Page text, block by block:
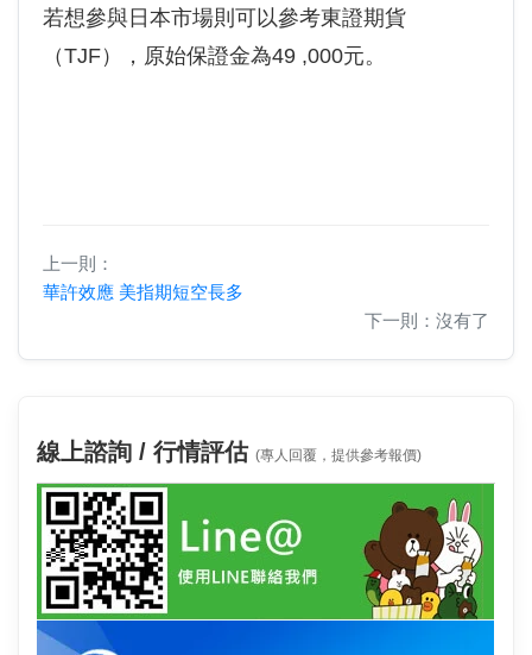
若想參與日本市場則可以參考東證期貨
（TJF），原始保證金為49 ,000元。
上一則：
華許效應 美指期短空長多
下一則：沒有了
線上諮詢 / 行情評估 (專人回覆，提供參考報價)